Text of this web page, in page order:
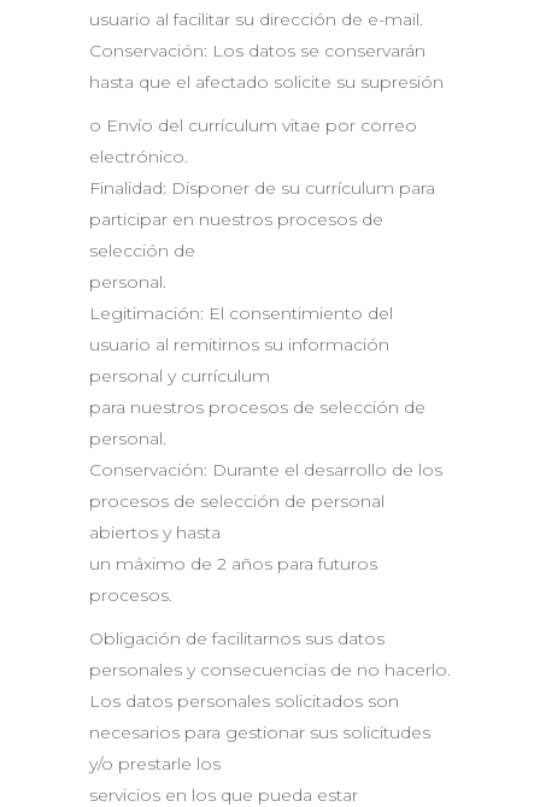
usuario al facilitar su dirección de e-mail.
Conservación: Los datos se conservarán
hasta que el afectado solicite su supresión
o Envío del currículum vitae por correo
electrónico.
Finalidad: Disponer de su currículum para
participar en nuestros procesos de
selección de
personal.
Legitimación: El consentimiento del
usuario al remitirnos su información
personal y currículum
para nuestros procesos de selección de
personal.
Conservación: Durante el desarrollo de los
procesos de selección de personal
abiertos y hasta
un máximo de 2 años para futuros
procesos.
Obligación de facilitarnos sus datos
personales y consecuencias de no hacerlo.
Los datos personales solicitados son
necesarios para gestionar sus solicitudes
y/o prestarle los
servicios en los que pueda estar